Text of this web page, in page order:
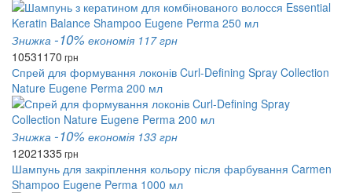
Знижка -10% економія 117 грн
10531170 грн
Спрей для формування локонів Curl-Defining Spray Collection
Nature Eugene Perma 200 мл
Знижка -10% економія 133 грн
12021335грн
Шампунь для закріплення кольору після фарбування Carmen
Shampoo Eugene Perma 1000 мл